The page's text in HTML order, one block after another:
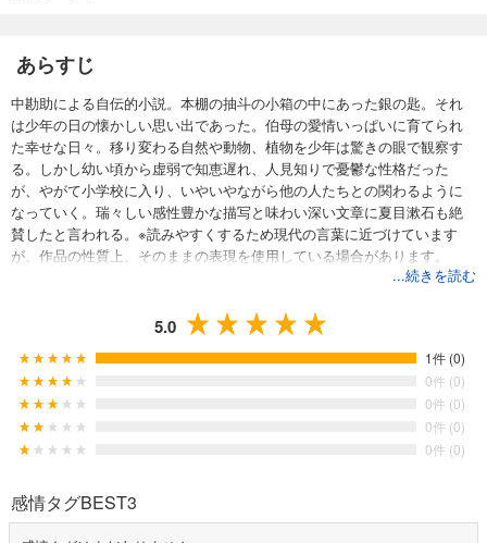
あらすじ
中勘助による自伝的小説。本棚の抽斗の小箱の中にあった銀の匙。それ
は少年の日の懐かしい思い出であった。伯母の愛情いっぱいに育てられ
た幸せな日々。移り変わる自然や動物、植物を少年は驚きの眼で観察す
る。しかし幼い頃から虚弱で知恵遅れ、人見知りで憂鬱な性格だった
が、やがて小学校に入り、いやいやながら他の人たちとの関わるように
なっていく。瑞々しい感性豊かな描写と味わい深い文章に夏目漱石も絶
賛したと言われる。※読みやすくするため現代の言葉に近づけています
が、作品の性質上、そのままの表現を使用している場合があります。
...続きを読む
5.0
1件 (0)
0件 (0)
0件 (0)
0件 (0)
0件 (0)
感情タグBEST3